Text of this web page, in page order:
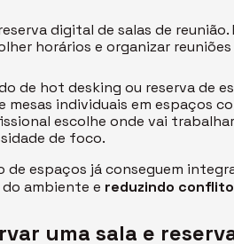
digital de salas de
horários e organizar
de hot desking ou reserva de
individuais em espaços
escolhe onde vai
de foco.
espaços já conseguem
ambiente e reduzindo
uma sala e